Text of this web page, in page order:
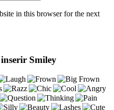
in this browser for the next
Smiley